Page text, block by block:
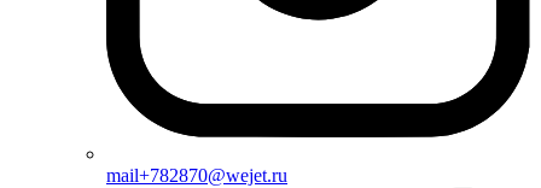
mail+782870@wejet.ru